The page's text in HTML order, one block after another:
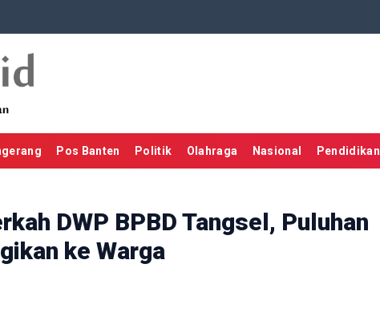
Pos Banten Politik Olahraga Nasional Pendidikan
DWP BPBD Tangsel, Puluhan
ke Warga